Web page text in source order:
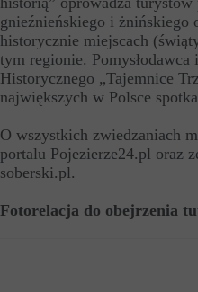
gnieźnieńskiego i żnińskiego
historycznie miejscach
tym regionie.
Historycznego „Tajemnice
największych w Polsce
O wszystkich zwiedzaniach
portalu Pojezierze24.pl oraz
soberski.pl.
Fotorelacja do obejrzenia